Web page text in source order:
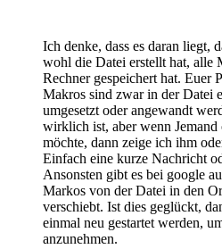
Ich denke, dass es daran liegt,
wohl die Datei erstellt hat, alle
Rechner gespeichert hat. Euer
Makros sind zwar in der Datei
umgesetzt oder angewandt
wirklich ist, aber wenn Jemand
möchte, dann zeige ich ihm
Einfach eine kurze Nachricht
Ansonsten gibt es bei google
Markos von der Datei in den
verschiebt. Ist dies geglückt,
einmal neu gestartet werden,
anzunehmen.